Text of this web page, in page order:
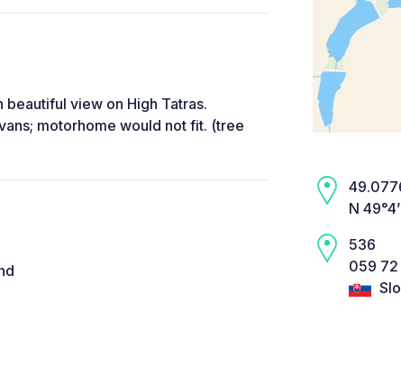
view on High Tatras.
motorhome would not fit. (tree
N
536
059 72